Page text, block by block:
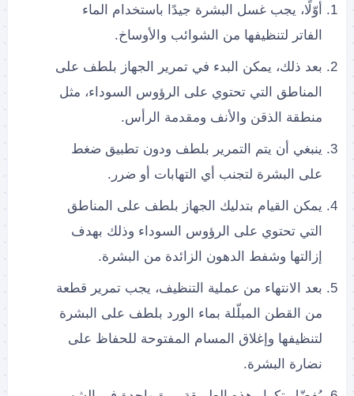
أوّلًا، يجب غسل البشرة جيدًا باستخدام الماء
الفاتر لتنظيفها من الشوائب والأوساخ.
بعد ذلك، يمكن البدء في تمرير الجهاز بلطف على
المناطق التي تحتوي على الرؤوس السوداء، مثل
منطقة الذقن والأنف ومقدمة الرأس.
ينبغي أن يتم التمرير بلطف ودون تطبيق ضغط
على البشرة لتجنب أي التهابات أو ضرر.
يمكن القيام بتدليك الجهاز بلطف على المناطق
التي تحتوي على الرؤوس السوداء وذلك بهدف
إزالتها وشفط الدهون الزائدة من البشرة.
بعد الانتهاء من عملية التنظيف، يجب تمرير قطعة
من القطن المبلّلة بماء الورد بلطف على البشرة
لتنظيفها وإغلاق المسام المفتوحة للحفاظ على
نضارة البشرة.